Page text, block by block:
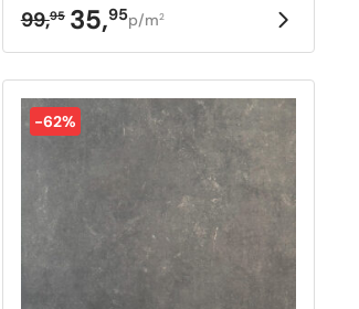
99,95
Oorspronkelijke
prijs
was:
99,95.
35,95
Huidige
prijs
is:
35,95.
p/m2
-62%